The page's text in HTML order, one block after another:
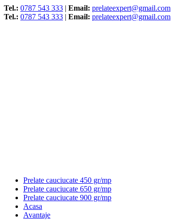
Tel.: 0787 543 333 | Email: prelateexpert@gmail.com
Tel.: 0787 543 333 | Email: prelateexpert@gmail.com
Prelate cauciucate 450 gr/mp
Prelate cauciucate 650 gr/mp
Prelate cauciucate 900 gr/mp
Acasa
Avantaje